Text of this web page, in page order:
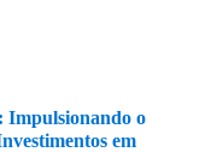
Impulsionando o
em